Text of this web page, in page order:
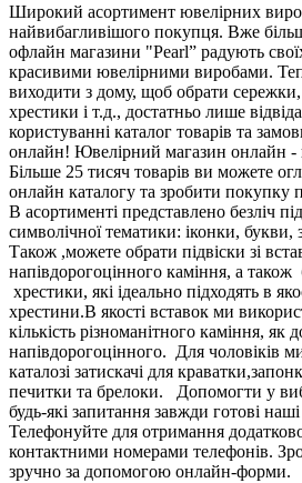
Широкий асортимент ювелірних
найвибагливішого покупця. Вже
офлайн магазини "Pearl” радують
красивими ювелірними виробами.
виходити з дому, щоб обрати
хрестики і т.д., достатньо лише
користуванні каталог товарів та
онлайн! Ювелірний магазин онлайн -
Більше 25 тисяч товарів ви можете
онлайн каталогу та зробити
В асортименті представлено безліч
символічної тематики: іконки, букви,
Також ,можете обрати підвіски зі
напівдорогоцінного каміння, а також
хрестики, які ідеально підходять в
хрестини.В якості вставок ми
кількість різноманітного каміння, як
напівдорогоцінного. Для чоловіків
каталозі затискачі для
печитки та брелоки. Допомогти у
будь-які запитання завжди готові
Телефонуйте для отримання
контактними номерами телефонів.
зручно за допомогою онлайн-форми.